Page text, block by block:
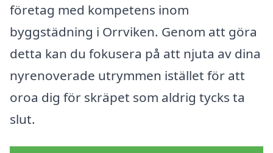
företag med kompetens inom
byggstädning i Orrviken. Genom att göra
detta kan du fokusera på att njuta av dina
nyrenoverade utrymmen istället för att
oroa dig för skräpet som aldrig tycks ta
slut.